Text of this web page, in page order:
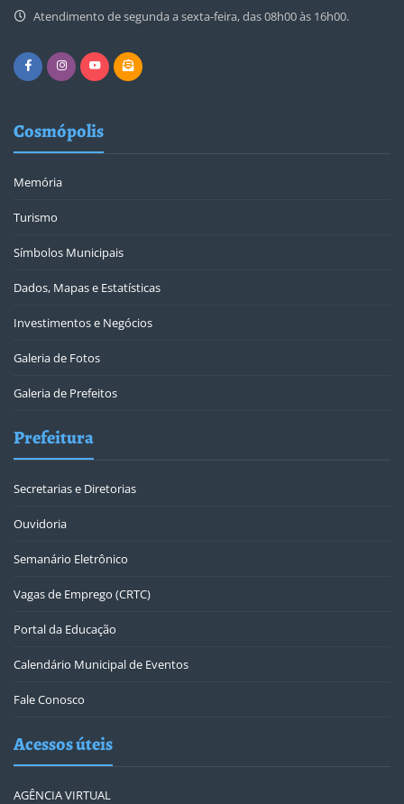
Atendimento de segunda a sexta-feira, das 08h00 às 16h00.
Cosmópolis
Memória
Turismo
Símbolos Municipais
Dados, Mapas e Estatísticas
Investimentos e Negócios
Galeria de Fotos
Galeria de Prefeitos
Prefeitura
Secretarias e Diretorias
Ouvidoria
Semanário Eletrônico
Vagas de Emprego (CRTC)
Portal da Educação
Calendário Municipal de Eventos
Fale Conosco
Acessos úteis
AGÊNCIA VIRTUAL